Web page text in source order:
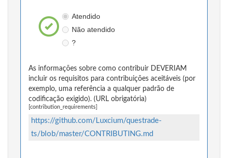
Atendido
Não atendido
?
As informações sobre como contribuir DEVERIAM
incluir os requisitos para contribuições aceitáveis (por
exemplo, uma referência a qualquer padrão de
codificação exigido). (URL obrigatória)
[contribution_requirements]
https://github.com/Luxcium/questrade-
ts/blob/master/CONTRIBUTING.md